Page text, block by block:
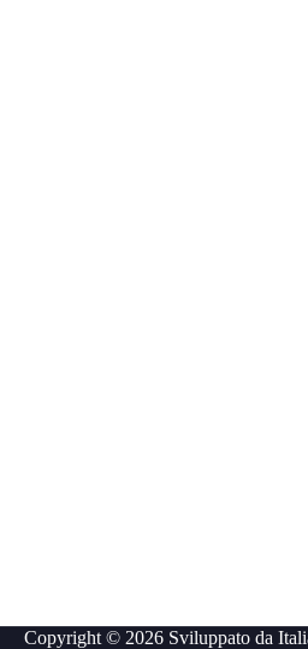
Copyright © 2026 Sviluppato da